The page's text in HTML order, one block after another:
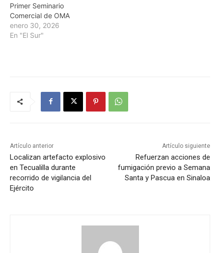
Primer Seminario
Comercial de OMA
enero 30, 2026
En "El Sur"
Artículo anterior
Localizan artefacto explosivo
en Tecualilla durante
recorrido de vigilancia del
Ejército
Artículo siguiente
Refuerzan acciones de
fumigación previo a Semana
Santa y Pascua en Sinaloa